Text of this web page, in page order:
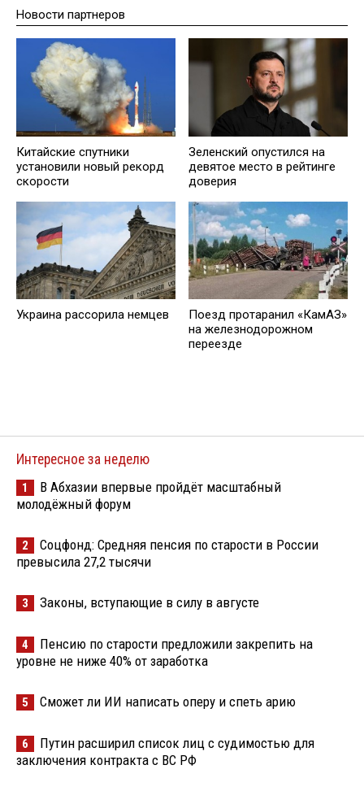
Новости партнеров
Китайские спутники
установили новый рекорд
скорости
Зеленский опустился на
девятое место в рейтинге
доверия
Украина рассорила немцев
Поезд протаранил «КамАЗ»
на железнодорожном
переезде
Интересное за неделю
1
В Абхазии впервые пройдёт масштабный
молодёжный форум
2
Соцфонд: Средняя пенсия по старости в России
превысила 27,2 тысячи
3 Законы, вступающие в силу в августе
4
Пенсию по старости предложили закрепить на
уровне не ниже 40% от заработка
5 Сможет ли ИИ написать оперу и спеть арию
6
Путин расширил список лиц с судимостью для
заключения контракта с ВС РФ